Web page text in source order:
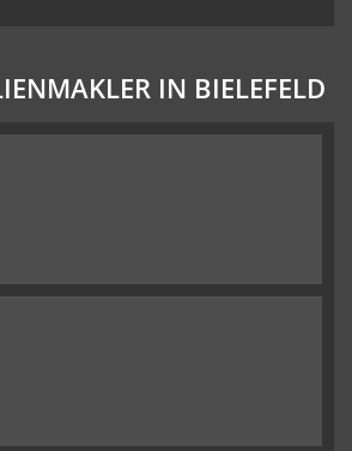
IN BIELEFELD